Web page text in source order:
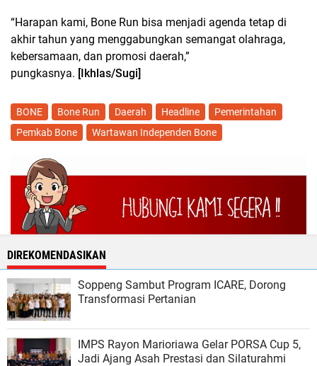
“Harapan kami, Bone Run bisa menjadi agenda tetap di
akhir tahun yang menggabungkan semangat olahraga,
kebersamaan, dan promosi daerah,”
pungkasnya. [Ikhlas/Sugi]
BONE Bone Run Daerah Headline
Pemerintahan
Pemkab Bone
Wartawan Independen Bone
DIREKOMENDASIKAN
Soppeng Sambut Program ICARE, Dorong
Transformasi Pertanian
IMPS Rayon Marioriawa Gelar PORSA Cup 5,
Jadi Ajang Asah Prestasi dan Silaturahmi